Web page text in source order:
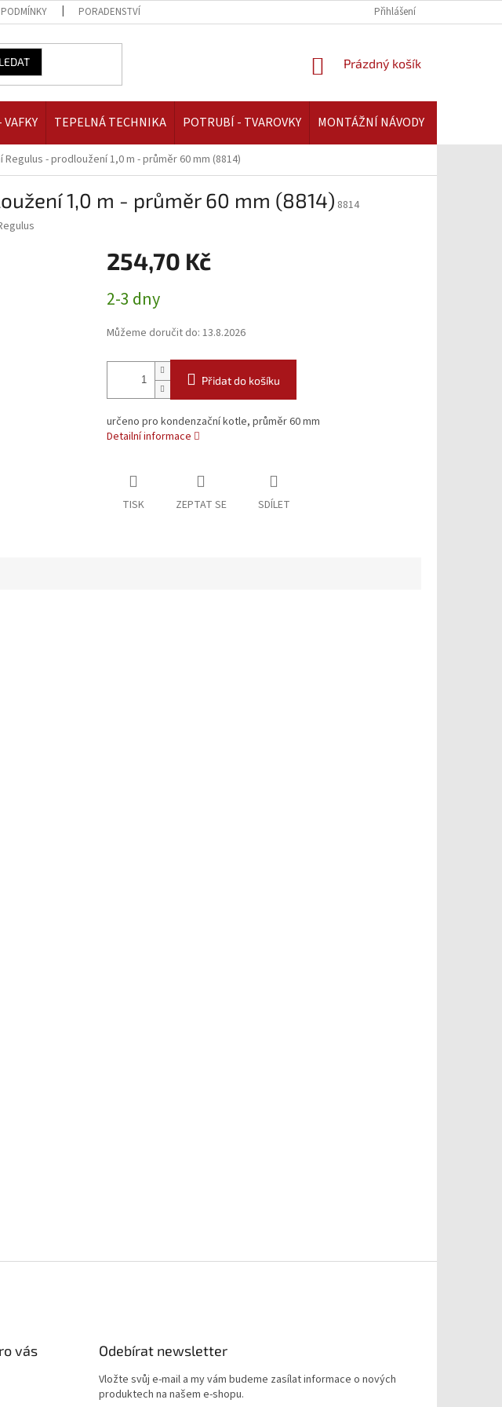
PORADENSTVÍ PLATBA A DOPRAVA |
Přihlášení
NÁKUPNÍ
Prázdný košík
TEPELNÁ TECHNIKA POTRUBÍ - TVAROVKY MONTÁŽNÍ NÁVODY
Regulus - prodloužení 1,0 m - průměr 60 mm (8814)
1,0 m - průměr 60 mm (8814) 8814
254,70 Kč
cena:
2-3 dny
Můžeme doručit do: 13.8.2026
Přidat do košíku
určeno pro kondenzační kotle, průměr 60 mm
Detailní informace
TISK ZEPTAT SE SDÍLET
vás Odebírat newsletter
Vložte svůj e-mail a my vám budeme zasílat informace o nových
produktech na našem e-shopu.